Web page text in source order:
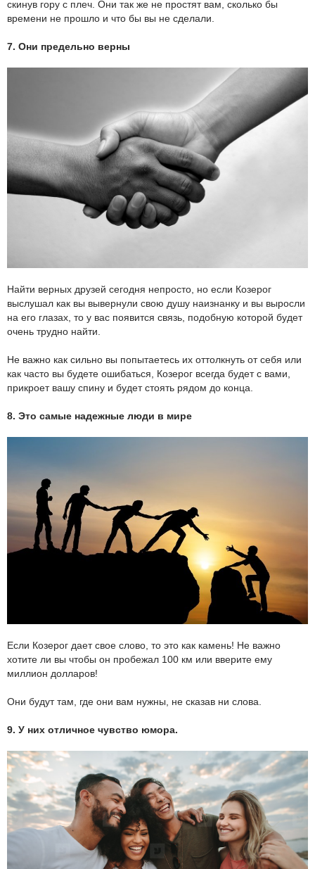
скинув гору с плеч. Они так же не простят вам, сколько бы
времени не прошло и что бы вы не сделали.
7. Они предельно верны
Найти верных друзей сегодня непросто, но если Козерог
выслушал как вы вывернули свою душу наизнанку и вы выросли
на его глазах, то у вас появится связь, подобную которой будет
очень трудно найти.
Не важно как сильно вы попытаетесь их оттолкнуть от себя или
как часто вы будете ошибаться, Козерог всегда будет с вами,
прикроет вашу спину и будет стоять рядом до конца.
8. Это самые надежные люди в мире
Если Козерог дает свое слово, то это как камень! Не важно
хотите ли вы чтобы он пробежал 100 км или вверите ему
миллион долларов!
Они будут там, где они вам нужны, не сказав ни слова.
9. У них отличное чувство юмора.